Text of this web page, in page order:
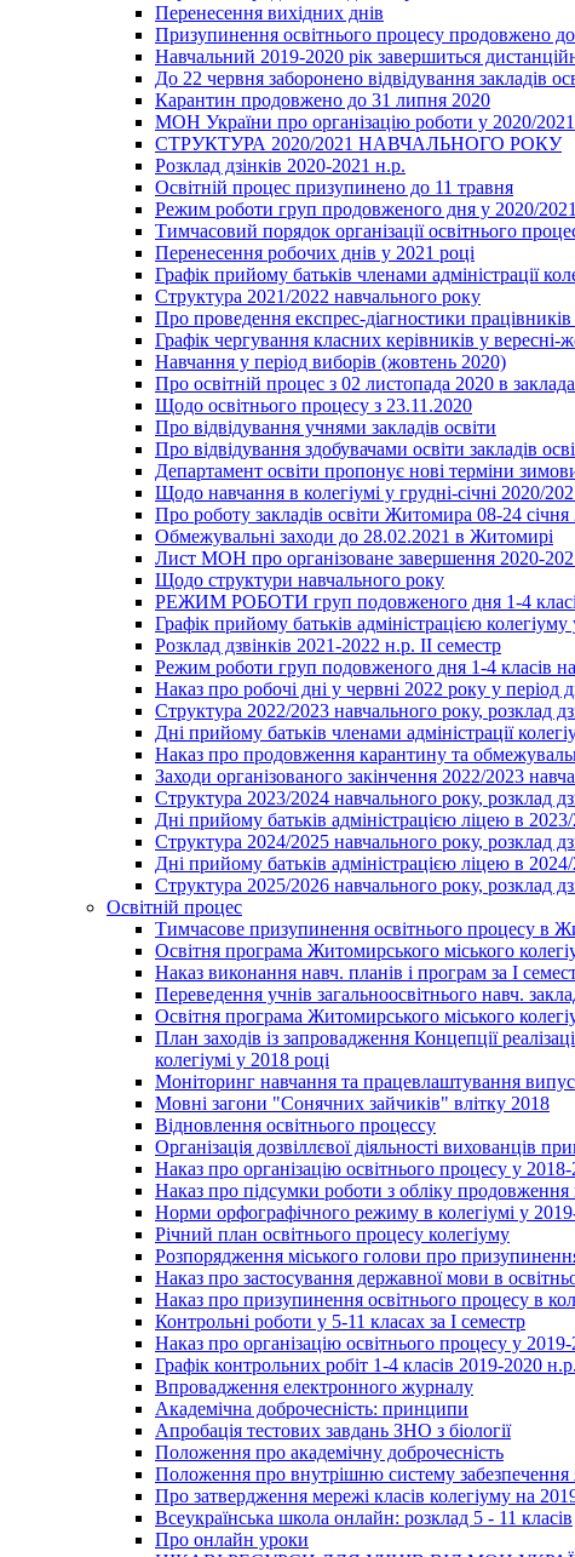
Перенесення вихідних днів
Призупинення освітнього процесу продовжено
Навчальний 2019-2020 рік завершиться
До 22 червня заборонено відвідування закладів
Карантин продовжено до 31 липня 2020
МОН України про організацію роботи у 2020/
СТРУКТУРА 2020/2021 НАВЧАЛЬНОГО РОКУ
Розклад дзінків 2020-2021 н.р.
Освітній процес призупинено до 11 травня
Режим роботи груп продовженого дня у 2020/
Тимчасовий порядок організації освітнього
Перенесення робочих днів у 2021 році
Графік прийому батьків членами адміністрації
Структура 2021/2022 навчального року
Про проведення експрес-діагностики працівників
Графік чергування класних керівників у вересні-
Навчання у період виборів (жовтень 2020)
Про освітній процес з 02 листопада 2020 в
Щодо освітнього процесу з 23.11.2020
Про відвідування учнями закладів освіти
Про відвідування здобувачами освіти закладів
Департамент освіти пропонує нові терміни
Щодо навчання в колегіумі у грудні-січні 2020/
Про роботу закладів освіти Житомира 08-24 січня
Обмежувальні заходи до 28.02.2021 в Житомирі
Лист МОН про організоване завершення 2020-
Щодо структури навчального року
РЕЖИМ РОБОТИ груп подовженого дня 1-4
Графік прийому батьків адміністрацією
Розклад дзвінків 2021-2022 н.р. ІІ семестр
Режим роботи груп подовженого дня 1-4 класів
Наказ про робочі дні у червні 2022 року у період
Структура 2022/2023 навчального року, розклад
Дні прийому батьків членами адміністрації
Наказ про продовження карантину та
Заходи організованого закінчення 2022/2023
Структура 2023/2024 навчального року, розклад
Дні прийому батьків адміністрацією ліцею в
Структура 2024/2025 навчального року, розклад
Дні прийому батьків адміністрацією ліцею в
Структура 2025/2026 навчального року, розклад
Освітній процес
Тимчасове призупинення освітнього процесу в
Освітня програма Житомирського міського
Наказ виконання навч. планів і програм за І
Переведення учнів загальноосвітнього навч.
Освітня програма Житомирського міського
План заходів із запровадження Концепції
колегіумі у 2018 році
Моніторинг навчання та працевлаштування
Мовні загони "Сонячних зайчиків" влітку 2018
Відновлення освітнього процессу
Організація дозвіллєвої діяльності вихованців
Наказ про організацію освітнього процесу у
Наказ про підсумки роботи з обліку продовження
Норми орфографічного режиму в колегіумі у
Річний план освітнього процесу колегіуму
Розпорядження міського голови про
Наказ про застосування державної мови в
Наказ про призупинення освітнього процесу в
Контрольні роботи у 5-11 класах за І семестр
Наказ про організацію освітнього процесу у
Графік контрольних робіт 1-4 класів 2019-2020 н.р.
Впровадження електронного журналу
Академічна доброчесність: принципи
Апробація тестових завдань ЗНО з біології
Положення про академічну доброчесність
Положення про внутрішню систему забезпечення
Про затвердження мережі класів колегіуму на
Всеукраїнська школа онлайн: розклад 5 - 11 класів
Про онлайн уроки